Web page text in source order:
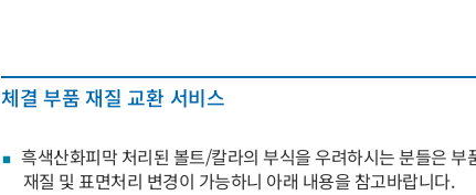
체결 부품 재질 교환 서비스
흑색산화피막 처리된 볼트/칼라의 부식을 우려하시는 분들은 부
재질 및 표면처리 변경이 가능하니 아래 내용을 참고바랍니다.